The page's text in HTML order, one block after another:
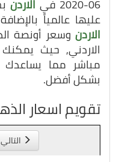
06-2020 في الاردن
عليها عالمياً
الاردن وسعر أونصة
الاردني, حيث
مباشر مما يساعدك
بشكل أفضل.
تقويم اسعار
التالي